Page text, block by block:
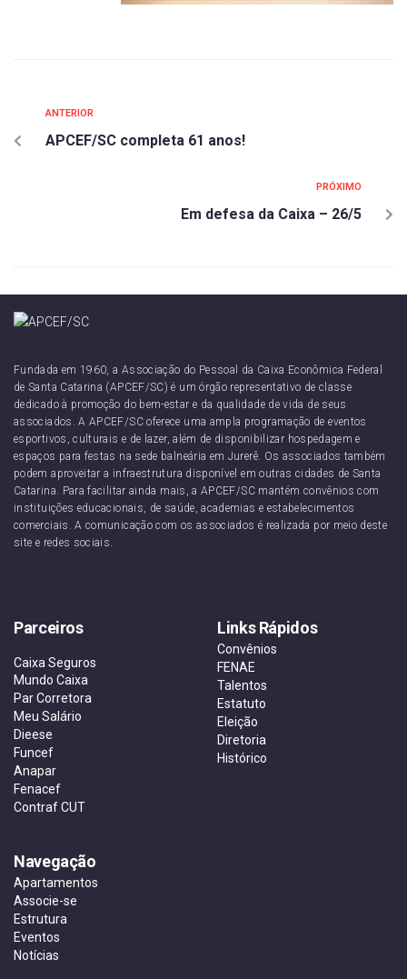
ANTERIOR
APCEF/SC completa 61 anos!
PRÓXIMO
Em defesa da Caixa – 26/5
Fundada em 1960, a Associação do Pessoal da Caixa Econômica Federal
de Santa Catarina (APCEF/SC) é um órgão representativo de classe
dedicado à promoção do bem-estar e da qualidade de vida de seus
associados. A APCEF/SC oferece uma ampla programação de eventos
esportivos, culturais e de lazer, além de disponibilizar hospedagem e
espaços para festas na sede balneária em Jurerê. Os associados também
podem aproveitar a infraestrutura disponível em outras cidades de Santa
Catarina. Para facilitar ainda mais, a APCEF/SC mantém convênios com
instituições educacionais, de saúde, academias e estabelecimentos
comerciais. A comunicação com os associados é realizada por meio deste
site e redes sociais.
Parceiros
Caixa Seguros
Mundo Caixa
Par Corretora
Meu Salário
Dieese
Funcef
Anapar
Fenacef
Contraf CUT
Links Rápidos
Convênios
FENAE
Talentos
Estatuto
Eleição
Diretoria
Histórico
Navegação
Apartamentos
Associe-se
Estrutura
Eventos
Notícias